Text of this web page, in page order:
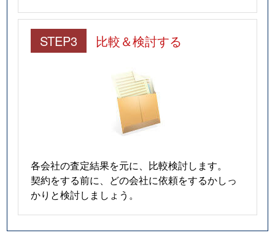
STEP3 比較＆検討する
各会社の査定結果を元に、比較検討します。
契約をする前に、どの会社に依頼をするかしっ
かりと検討しましょう。